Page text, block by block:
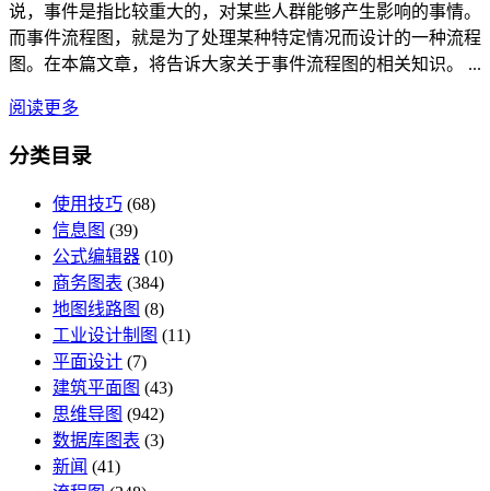
说，事件是指比较重大的，对某些人群能够产生影响的事情。
而事件流程图，就是为了处理某种特定情况而设计的一种流程
图。在本篇文章，将告诉大家关于事件流程图的相关知识。 ...
阅读更多
分类目录
使用技巧 (68)
信息图 (39)
公式编辑器 (10)
商务图表 (384)
地图线路图 (8)
工业设计制图 (11)
平面设计 (7)
建筑平面图 (43)
思维导图 (942)
数据库图表 (3)
新闻 (41)